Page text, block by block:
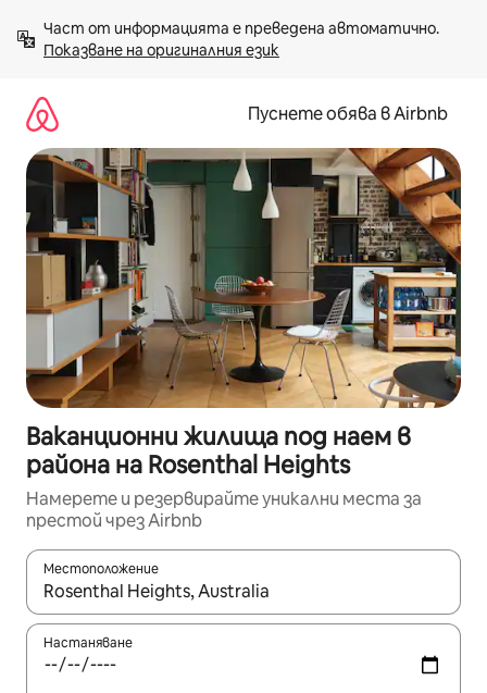
към
съдържанието
Показване на оригиналния език
Пуснете обява в Airbnb
Ваканционни жилища под наем в
района на Rosenthal Heights
Намерете и резервирайте уникални места за
престой чрез Airbnb
Местоположение
Когато резултатите се покажат, използвайте
Настаняване